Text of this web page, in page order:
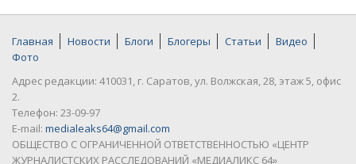
Главная Новости Блоги Блогеры Статьи
Видео
Фото
Адрес редакции: 410031, г. Саратов, ул. Волжская, 28, этаж 5, офис
2.
Телефон: 23-09-97
E-mail: medialeaks64@gmail.com
ОБЩЕСТВО С ОГРАНИЧЕННОЙ ОТВЕТСТВЕННОСТЬЮ «ЦЕНТР
ЖУРНАЛИСТСКИХ РАССЛЕДОВАНИЙ «МЕДИАЛИКС 64»